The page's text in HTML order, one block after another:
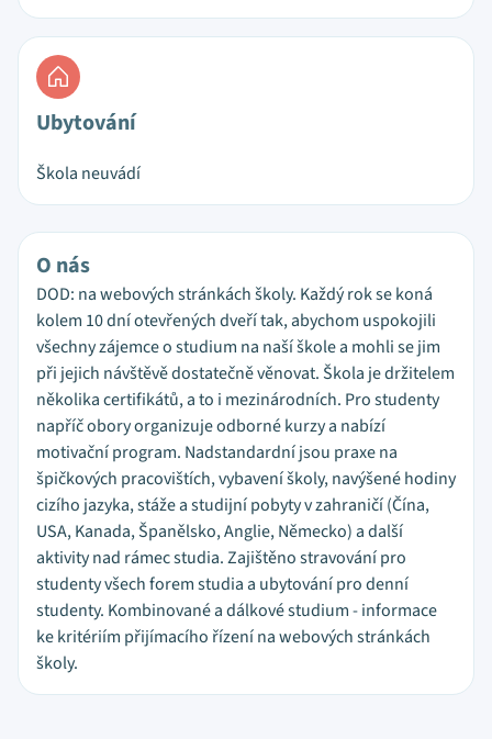
Ubytování
Škola neuvádí
O nás
DOD: na webových stránkách školy. Každý rok se koná
kolem 10 dní otevřených dveří tak, abychom uspokojili
všechny zájemce o studium na naší škole a mohli se jim
při jejich návštěvě dostatečně věnovat. Škola je držitelem
několika certifikátů, a to i mezinárodních. Pro studenty
napříč obory organizuje odborné kurzy a nabízí
motivační program. Nadstandardní jsou praxe na
špičkových pracovištích, vybavení školy, navýšené hodiny
cizího jazyka, stáže a studijní pobyty v zahraničí (Čína,
USA, Kanada, Španělsko, Anglie, Německo) a další
aktivity nad rámec studia. Zajištěno stravování pro
studenty všech forem studia a ubytování pro denní
studenty. Kombinované a dálkové studium - informace
ke kritériím přijímacího řízení na webových stránkách
školy.